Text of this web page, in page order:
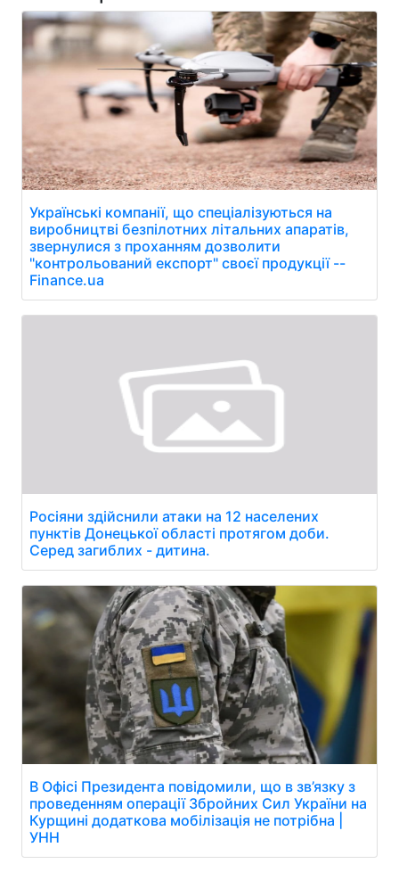
Українські компанії, що спеціалізуються на
виробництві безпілотних літальних апаратів,
звернулися з проханням дозволити
"контрольований експорт" своєї продукції --
Finance.ua
Росіяни здійснили атаки на 12 населених
пунктів Донецької області протягом доби.
Серед загиблих - дитина.
В Офісі Президента повідомили, що в зв’язку з
проведенням операції Збройних Сил України на
Курщині додаткова мобілізація не потрібна |
УНН